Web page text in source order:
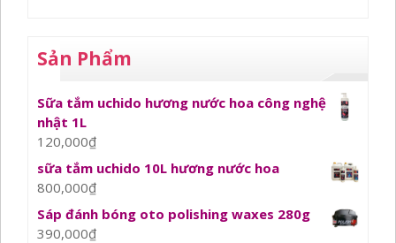
Sản Phẩm
Sữa tắm uchido hương nước hoa công nghệ
nhật 1L
120,000₫
sữa tắm uchido 10L hương nước hoa
800,000₫
Sáp đánh bóng oto polishing waxes 280g
390,000₫